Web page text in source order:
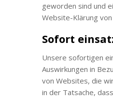
geworden sind und
Website-Klärung
Sofort
Unsere sofortigen
Auswirkungen in
von Websites, die
in der Tatsache,